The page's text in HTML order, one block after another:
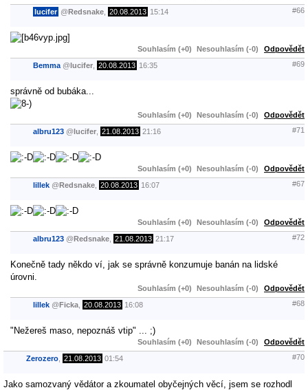
lucifer @ Redsnake 20.08.2013 15:14 #66
Souhlasím (+0) Nesouhlasím (-0) Odpovědět
Bemma @ lucifer 20.08.2013 16:35 #69
správně od bubáka...
Souhlasím (+0) Nesouhlasím (-0) Odpovědět
albru123 @ lucifer 21.08.2013 21:16 #71
Souhlasím (+0) Nesouhlasím (-0) Odpovědět
lillek @ Redsnake 20.08.2013 16:07 #67
Souhlasím (+0) Nesouhlasím (-0) Odpovědět
albru123 @ Redsnake 21.08.2013 21:17 #72
Konečně tady někdo ví, jak se správně konzumuje banán na lidské
úrovni.
Souhlasím (+0) Nesouhlasím (-0) Odpovědět
lillek @ Ficka 20.08.2013 16:08 #68
"Nežereš maso, nepoznáš vtip" ... ;)
Souhlasím (+0) Nesouhlasím (-0) Odpovědět
Zerozero 21.08.2013 01:54 #70
Jako samozvaný vědátor a zkoumatel obyčejných věcí, jsem se rozhodl